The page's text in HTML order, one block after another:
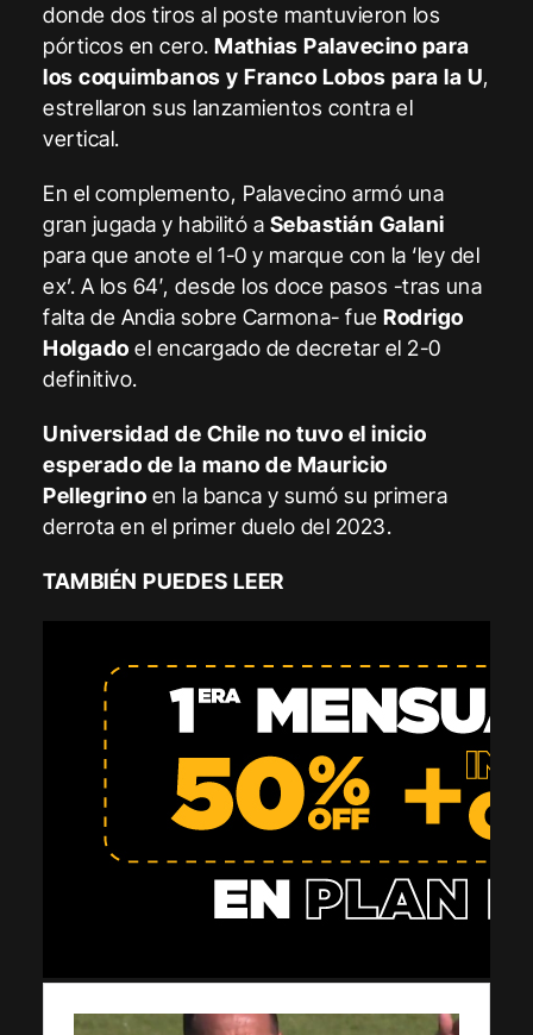
donde dos tiros al poste mantuvieron los
pórticos en cero.Mathias Palavecino para
los coquimbanos y Franco Lobos para la U,
estrellaron sus lanzamientos contra el
vertical.
En el complemento, Palavecino armó una
gran jugada y habilitó a Sebastián Galani
para que anote el 1-0 y marque con la ‘ley del
ex’. A los 64′, desde los doce pasos -tras una
falta de Andia sobre Carmona- fueRodrigo
Holgado el encargado de decretar el 2-0
definitivo.
Universidad de Chile no tuvo el inicio
esperado de la mano de Mauricio
Pellegrino en la banca y sumó su primera
derrota en el primer duelo del 2023.
TAMBIÉN PUEDES LEER